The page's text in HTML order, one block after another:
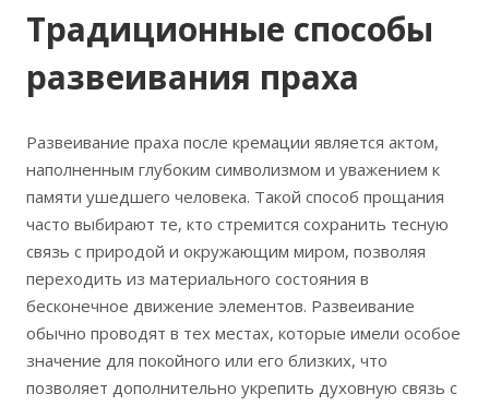
Традиционные способы
развеивания праха
Развеивание праха после кремации является актом,
наполненным глубоким символизмом и уважением к
памяти ушедшего человека. Такой способ прощания
часто выбирают те, кто стремится сохранить тесную
связь с природой и окружающим миром, позволяя
переходить из материального состояния в
бесконечное движение элементов. Развеивание
обычно проводят в тех местах, которые имели особое
значение для покойного или его близких, что
позволяет дополнительно укрепить духовную связь с